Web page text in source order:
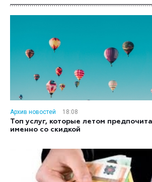
Архив новостей
18:08
Топ услуг, которые летом
именно со скидкой